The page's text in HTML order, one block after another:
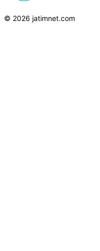
© 2026 jatimnet.com